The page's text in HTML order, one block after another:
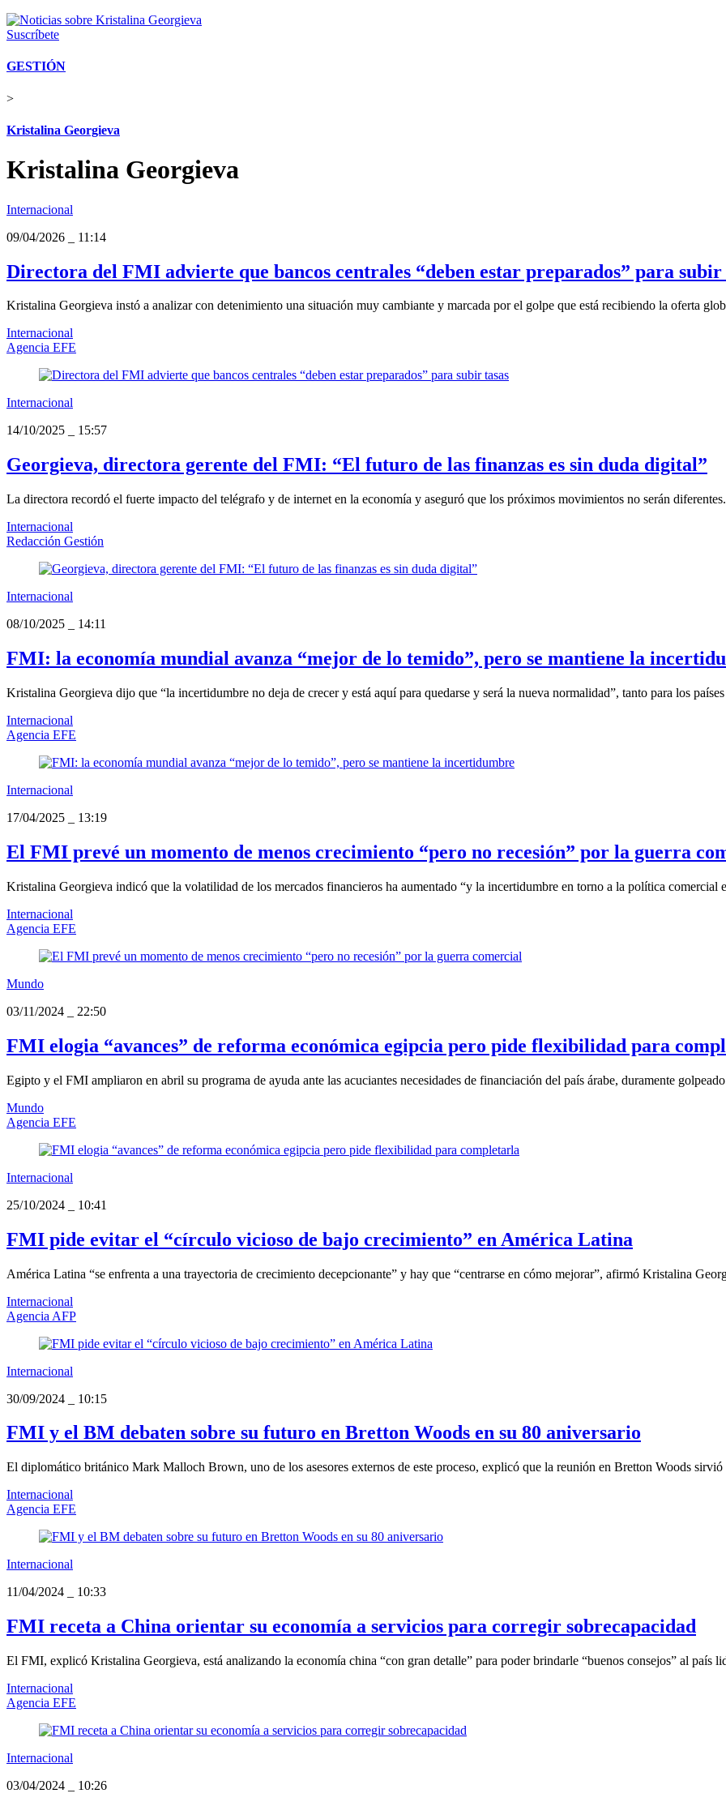
Suscríbete
GESTIÓN
>
Kristalina Georgieva
Kristalina Georgieva
Internacional
09/04/2026
11:14
Directora del FMI advierte que bancos centrales “deben estar preparados” para subir
Kristalina Georgieva instó a analizar con detenimiento una situación muy cambiante y marcada por el golpe que está recibiendo la oferta
Internacional
Agencia EFE
Internacional
14/10/2025
15:57
Georgieva, directora gerente del FMI: “El futuro de las finanzas es sin duda digital”
La directora recordó el fuerte impacto del telégrafo y de internet en la economía y aseguró que los próximos movimientos no serán diferentes.
Internacional
Redacción Gestión
Internacional
08/10/2025
14:11
FMI: la economía mundial avanza “mejor de lo temido”, pero se mantiene la
Kristalina Georgieva dijo que “la incertidumbre no deja de crecer y está aquí para quedarse y será la nueva normalidad”, tanto para los
Internacional
Agencia EFE
Internacional
17/04/2025
13:19
El FMI prevé un momento de menos crecimiento “pero no recesión” por la guerra
Kristalina Georgieva indicó que la volatilidad de los mercados financieros ha aumentado “y la incertidumbre en torno a la política comercial
Internacional
Agencia EFE
Mundo
03/11/2024
22:50
FMI elogia “avances” de reforma económica egipcia pero pide flexibilidad para
Egipto y el FMI ampliaron en abril su programa de ayuda ante las acuciantes necesidades de financiación del país árabe, duramente
Mundo
Agencia EFE
Internacional
25/10/2024
10:41
FMI pide evitar el “círculo vicioso de bajo crecimiento” en América Latina
América Latina “se enfrenta a una trayectoria de crecimiento decepcionante” y hay que “centrarse en cómo mejorar”, afirmó Kristalina
Internacional
Agencia AFP
Internacional
30/09/2024
10:15
FMI y el BM debaten sobre su futuro en Bretton Woods en su 80 aniversario
El diplomático británico Mark Malloch Brown, uno de los asesores externos de este proceso, explicó que la reunión en Bretton Woods sirvió
Internacional
Agencia EFE
Internacional
11/04/2024
10:33
FMI receta a China orientar su economía a servicios para corregir sobrecapacidad
El FMI, explicó Kristalina Georgieva, está analizando la economía china “con gran detalle” para poder brindarle “buenos consejos” al país
Internacional
Agencia EFE
Internacional
03/04/2024
10:26